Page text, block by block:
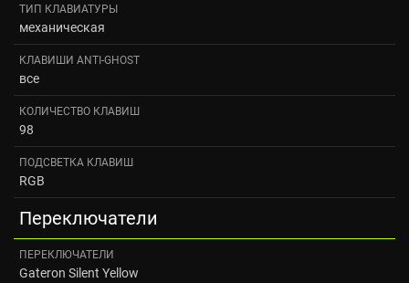
ТИП КЛАВИАТУРЫ
механическая
КЛАВИШИ ANTI-GHOST
все
КОЛИЧЕСТВО КЛАВИШ
98
ПОДСВЕТКА КЛАВИШ
RGB
Переключатели
ПЕРЕКЛЮЧАТЕЛИ
Gateron Silent Yellow